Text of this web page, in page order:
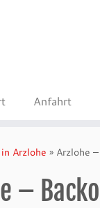
Anfahrt
Arzlohe » Arzlohe
–